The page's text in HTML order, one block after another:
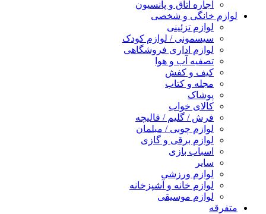
اجاره اتاق و پانسیون
لوازم خانگی و شخصی
لوازم تزئینی
سیسمونی / لوازم کودک
لوازم اداری فروشگاهی
تصفیه آب و هوا
کیف و کفش
مجله و کتاب
پوشاک
کالای خواب
فرش / گلیم / قالیچه
لوازم چوبی / مبلمان
لوازم برقی و گازی
اسباب بازی
سایر
لوازم ورزشی
لوازم خانه و آشپزخانه
لوازم موسیقی
متفرقه